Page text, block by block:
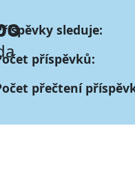
sleduje:
příspěvků:
přečtení